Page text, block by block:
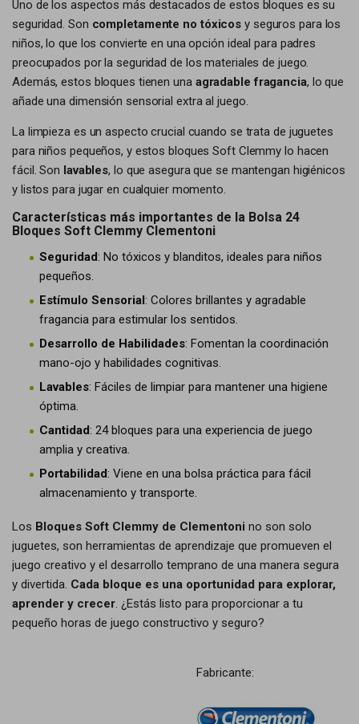
Uno de los aspectos más destacados de estos bloques es su
seguridad. Son completamente no tóxicos y seguros para los
niños, lo que los convierte en una opción ideal para padres
preocupados por la seguridad de los materiales de juego.
Además, estos bloques tienen una agradable fragancia, lo que
añade una dimensión sensorial extra al juego.
La limpieza es un aspecto crucial cuando se trata de juguetes
para niños pequeños, y estos bloques Soft Clemmy lo hacen
fácil. Son lavables, lo que asegura que se mantengan higiénicos
y listos para jugar en cualquier momento.
Características más importantes de la Bolsa 24
Bloques Soft Clemmy Clementoni
Seguridad: No tóxicos y blanditos, ideales para niños
pequeños.
Estímulo Sensorial: Colores brillantes y agradable
fragancia para estimular los sentidos.
Desarrollo de Habilidades: Fomentan la coordinación
mano-ojo y habilidades cognitivas.
Lavables: Fáciles de limpiar para mantener una higiene
óptima.
Cantidad: 24 bloques para una experiencia de juego
amplia y creativa.
Portabilidad: Viene en una bolsa práctica para fácil
almacenamiento y transporte.
Los Bloques Soft Clemmy de Clementoni no son solo
juguetes, son herramientas de aprendizaje que promueven el
juego creativo y el desarrollo temprano de una manera segura
y divertida. Cada bloque es una oportunidad para explorar,
aprender y crecer. ¿Estás listo para proporcionar a tu
pequeño horas de juego constructivo y seguro?
Fabricante: